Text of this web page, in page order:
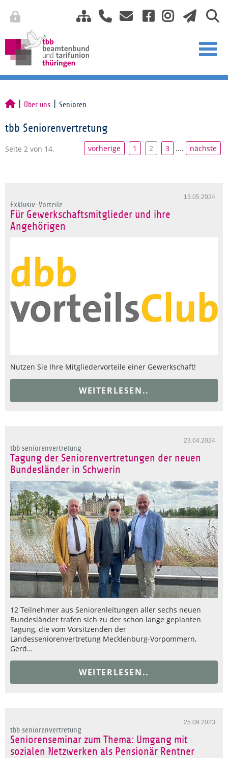
Über uns Senioren
tbb Seniorenvertretung
Seite 2 von 14. vorherige 1 2 3 .... nächste
13.05.2024
Exklusiv-Vorteile
Für Gewerkschaftsmitglieder und ihre
Angehörigen
Nutzen Sie Ihre Mitgliedervorteile einer Gewerkschaft!
WEITERLESEN..
23.04.2024
tbb seniorenvertretung
Tagung der Seniorenvertretungen der neuen
Bundesländer in Schwerin
12 Teilnehmer aus Seniorenleitungen aller sechs neuen
Bundesländer trafen sich zu der schon lange geplanten
Tagung, die vom Vorsitzenden der
Landesseniorenvertretung Mecklenburg-Vorpommern,
Gerd…
WEITERLESEN..
25.09.2023
tbb seniorenvertretung
Seniorenseminar zum Thema: Umgang mit
sozialen Netzwerken als Pensionär Rentner